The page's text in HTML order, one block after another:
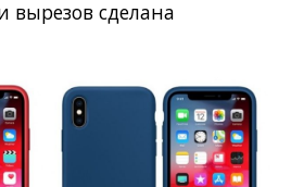
вырезов сделана